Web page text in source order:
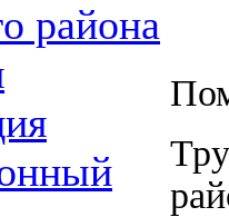
района